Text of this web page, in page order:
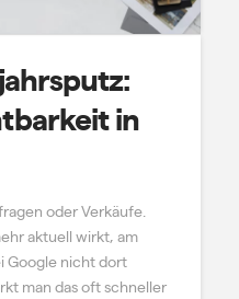
in
oder Verkäufe.
aktuell wirkt, am
Google nicht dort
man das oft schneller